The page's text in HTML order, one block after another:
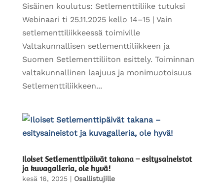
Sisäinen koulutus: Setlementtiliike tutuksi
Webinaari ti 25.11.2025 kello 14–15 | Vain
setlementtiliikkeessä toimiville
Valtakunnallisen setlementtiliikkeen ja
Suomen Setlementtiliiton esittely. Toiminnan
valtakunnallinen laajuus ja monimuotoisuus
Setlementtiliikkeen...
Iloiset Setlementtipäivät takana – esitysaineistot
ja kuvagalleria, ole hyvä!
kesä 16, 2025| Osallistujille